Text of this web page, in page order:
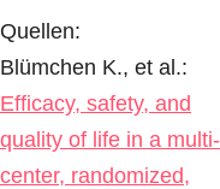
Quellen:
Blümchen K., et al.:
Efficacy, safety, and
quality of life in a multi-
center, randomized,